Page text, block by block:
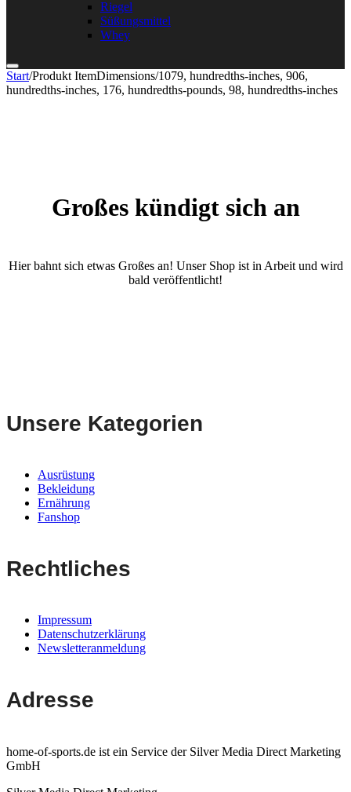
Riegel
Süßungsmittel
Whey
Start/Produkt ItemDimensions/1079, hundredths-inches, 906,
hundredths-inches, 176, hundredths-pounds, 98, hundredths-inches
Großes kündigt sich an
Hier bahnt sich etwas Großes an! Unser Shop ist in Arbeit und wird
bald veröffentlicht!
Unsere Kategorien
Ausrüstung
Bekleidung
Ernährung
Fanshop
Rechtliches
Impressum
Datenschutzerklärung
Newsletteranmeldung
Adresse
home-of-sports.de ist ein Service der Silver Media Direct Marketing
GmbH